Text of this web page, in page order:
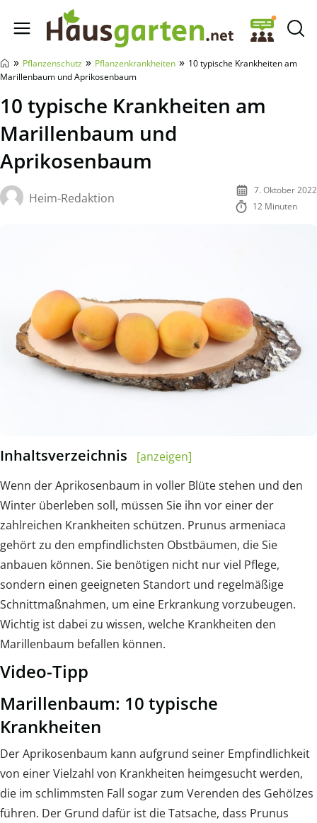
Hausgarten.net
» Pflanzenschutz » Pflanzenkrankheiten » 10 typische Krankheiten am
Marillenbaum und Aprikosenbaum
10 typische Krankheiten am
Marillenbaum und
Aprikosenbaum
Heim-Redaktion
7. Oktober 2022
12 Minuten
Inhaltsverzeichnis
[anzeigen]
Wenn der Aprikosenbaum in voller Blüte stehen und den
Winter überleben soll, müssen Sie ihn vor einer der
zahlreichen Krankheiten schützen. Prunus armeniaca
gehört zu den empfindlichsten Obstbäumen, die Sie
anbauen können. Sie benötigen nicht nur viel Pflege,
sondern einen geeigneten Standort und regelmäßige
Schnittmaßnahmen, um eine Erkrankung vorzubeugen.
Wichtig ist dabei zu wissen, welche Krankheiten den
Marillenbaum befallen können.
Video-Tipp
Marillenbaum: 10 typische
Krankheiten
Der Aprikosenbaum kann aufgrund seiner Empfindlichkeit
von einer Vielzahl von Krankheiten heimgesucht werden,
die im schlimmsten Fall sogar zum Verenden des Gehölzes
führen. Der Grund dafür ist die Tatsache, dass Prunus